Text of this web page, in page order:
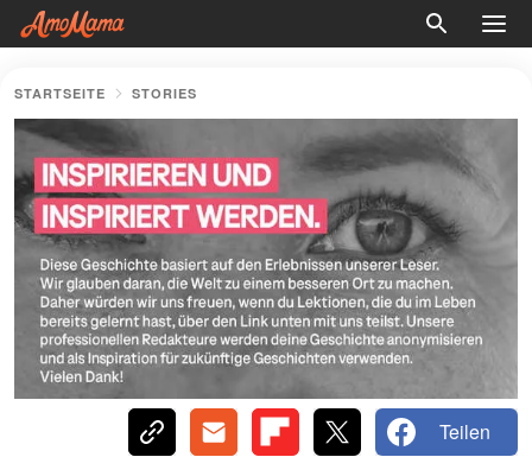
STARTSEITE STORIES
Teilen